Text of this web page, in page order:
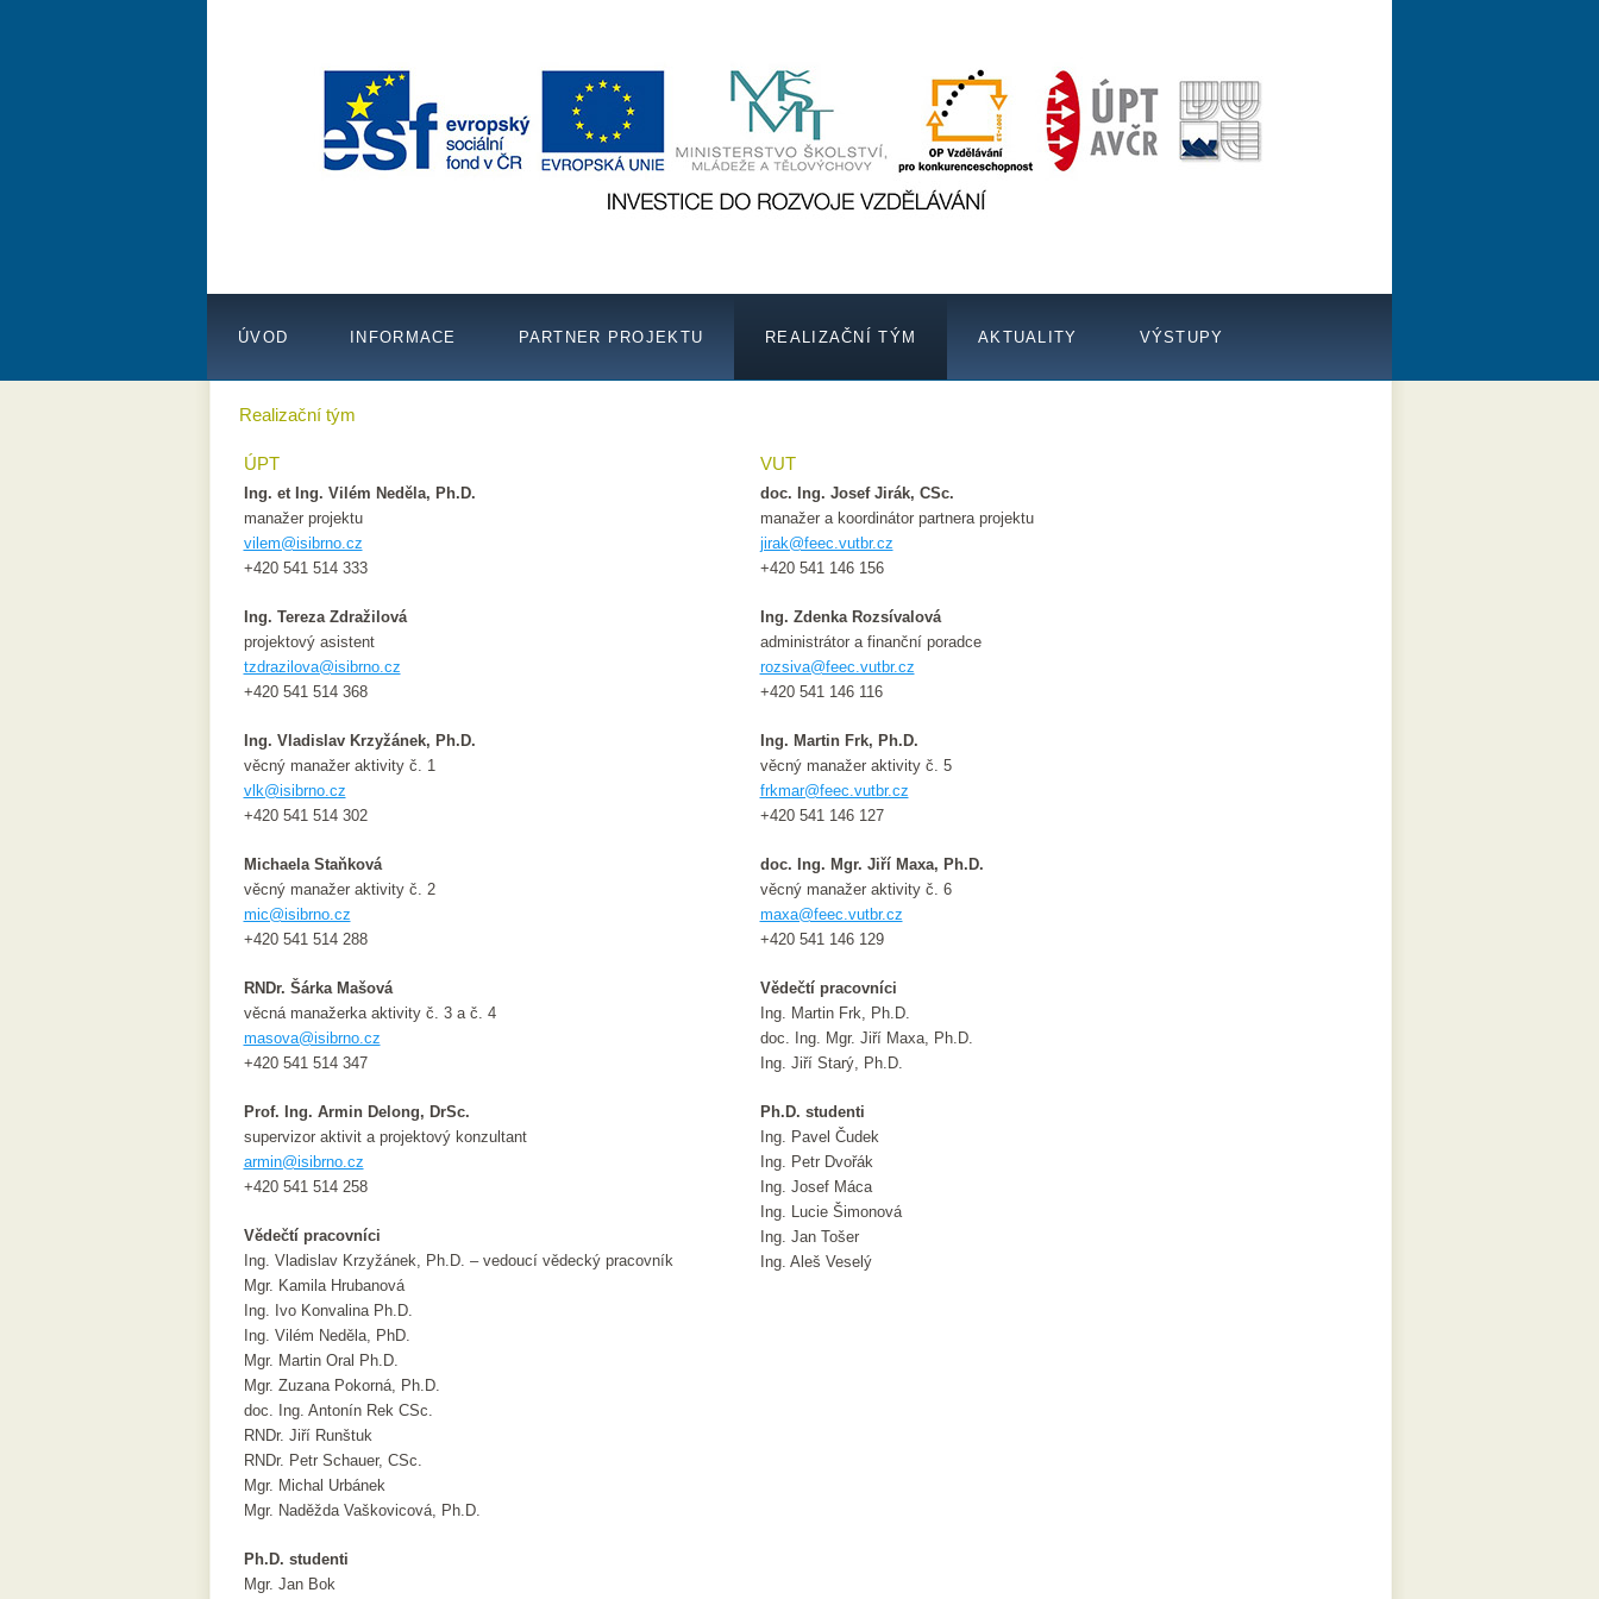
ÚVOD INFORMACE PARTNER PROJEKTU REALIZAČNÍ TÝM AKTUALITY VÝSTUPY
Realizační tým
ÚPT
Ing. et Ing. Vilém Neděla, Ph.D.
manažer projektu
vilem@isibrno.cz
+420 541 514 333
Ing. Tereza Zdražilová
projektový asistent
tzdrazilova@isibrno.cz
+420 541 514 368
Ing. Vladislav Krzyžánek, Ph.D.
věcný manažer aktivity č. 1
vlk@isibrno.cz
+420 541 514 302
Michaela Staňková
věcný manažer aktivity č. 2
mic@isibrno.cz
+420 541 514 288
RNDr. Šárka Mašová
věcná manažerka aktivity č. 3 a č. 4
masova@isibrno.cz
+420 541 514 347
Prof. Ing. Armin Delong, DrSc.
supervizor aktivit a projektový konzultant
armin@isibrno.cz
+420 541 514 258
Vědečtí pracovníci
Ing. Vladislav Krzyžánek, Ph.D. – vedoucí vědecký pracovník
Mgr. Kamila Hrubanová
Ing. Ivo Konvalina Ph.D.
Ing. Vilém Neděla, PhD.
Mgr. Martin Oral Ph.D.
Mgr. Zuzana Pokorná, Ph.D.
doc. Ing. Antonín Rek CSc.
RNDr. Jiří Runštuk
RNDr. Petr Schauer, CSc.
Mgr. Michal Urbánek
Mgr. Naděžda Vaškovicová, Ph.D.
Ph.D. studenti
Mgr. Jan Bok
VUT
doc. Ing. Josef Jirák, CSc.
manažer a koordinátor partnera projektu
jirak@feec.vutbr.cz
+420 541 146 156
Ing. Zdenka Rozsívalová
administrátor a finanční poradce
rozsiva@feec.vutbr.cz
+420 541 146 116
Ing. Martin Frk, Ph.D.
věcný manažer aktivity č. 5
frkmar@feec.vutbr.cz
+420 541 146 127
doc. Ing. Mgr. Jiří Maxa, Ph.D.
věcný manažer aktivity č. 6
maxa@feec.vutbr.cz
+420 541 146 129
Vědečtí pracovníci
Ing. Martin Frk, Ph.D.
doc. Ing. Mgr. Jiří Maxa, Ph.D.
Ing. Jiří Starý, Ph.D.
Ph.D. studenti
Ing. Pavel Čudek
Ing. Petr Dvořák
Ing. Josef Máca
Ing. Lucie Šimonová
Ing. Jan Tošer
Ing. Aleš Veselý